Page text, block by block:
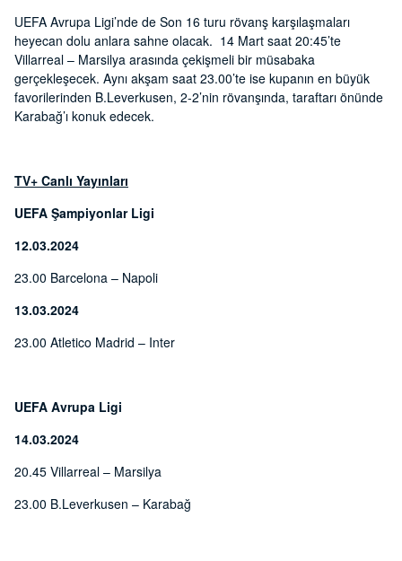
UEFA Avrupa Ligi’nde de Son 16 turu rövanş karşılaşmaları
heyecan dolu anlara sahne olacak. 14 Mart saat 20:45’te
Villarreal – Marsilya arasında çekişmeli bir müsabaka
gerçekleşecek. Aynı akşam saat 23.00’te ise kupanın en büyük
favorilerinden B.Leverkusen, 2-2’nin rövanşında, taraftarı önünde
Karabağ’ı konuk edecek.
TV+ Canlı Yayınları
UEFA Şampiyonlar Ligi
12.03.2024
23.00 Barcelona – Napoli
13.03.2024
23.00 Atletico Madrid – Inter
UEFA Avrupa Ligi
14.03.2024
20.45 Villarreal – Marsilya
23.00 B.Leverkusen – Karabağ